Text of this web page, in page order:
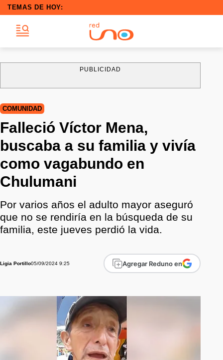
TEMAS DE HOY:
PUBLICIDAD
COMUNIDAD
Falleció Víctor Mena,
buscaba a su familia y vivía
como vagabundo en
Chulumani
Por varios años el adulto mayor aseguró
que no se rendiría en la búsqueda de su
familia, este jueves perdió la vida.
Ligia Portillo05/09/2024 9:25 Agregar Reduno en